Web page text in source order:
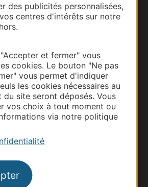
des publicités personnalisées,
centres d'intérêts sur notre
et fermer" vous
cookies. Le bouton "Ne pas
vous permet d'indiquer
les cookies nécessaires au
du site seront déposés. Vous
vos choix à tout moment ou
via notre politique